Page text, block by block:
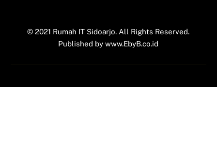
© 2021 Rumah IT Sidoarjo. All Rights Reserved.
Published by www.EbyB.co.id